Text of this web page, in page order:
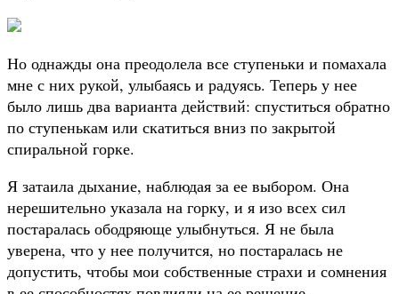
Но однажды она преодолела все ступеньки и помахала
мне с них рукой, улыбаясь и радуясь. Теперь у нее
было лишь два варианта действий: спуститься обратно
по ступенькам или скатиться вниз по закрытой
спиральной горке.
Я затаила дыхание, наблюдая за ее выбором. Она
нерешительно указала на горку, и я изо всех сил
постаралась ободряюще улыбнуться. Я не была
уверена, что у нее получится, но постаралась не
допустить, чтобы мои собственные страхи и сомнения